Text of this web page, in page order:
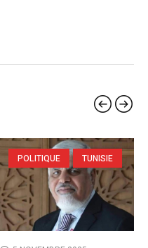
POLITIQUE TUNISIE